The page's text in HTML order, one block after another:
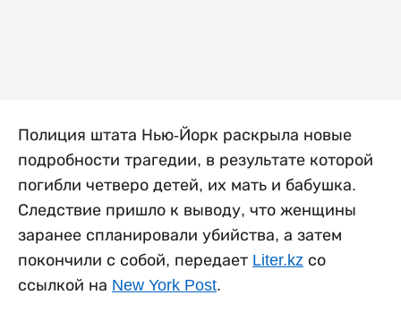
Полиция штата Нью-Йорк раскрыла новые
подробности трагедии, в результате которой
погибли четверо детей, их мать и бабушка.
Следствие пришло к выводу, что женщины
заранее спланировали убийства, а затем
покончили с собой, передает Liter.kz со
ссылкой на New York Post.